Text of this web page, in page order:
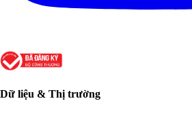
Dữ liệu & Thị trường